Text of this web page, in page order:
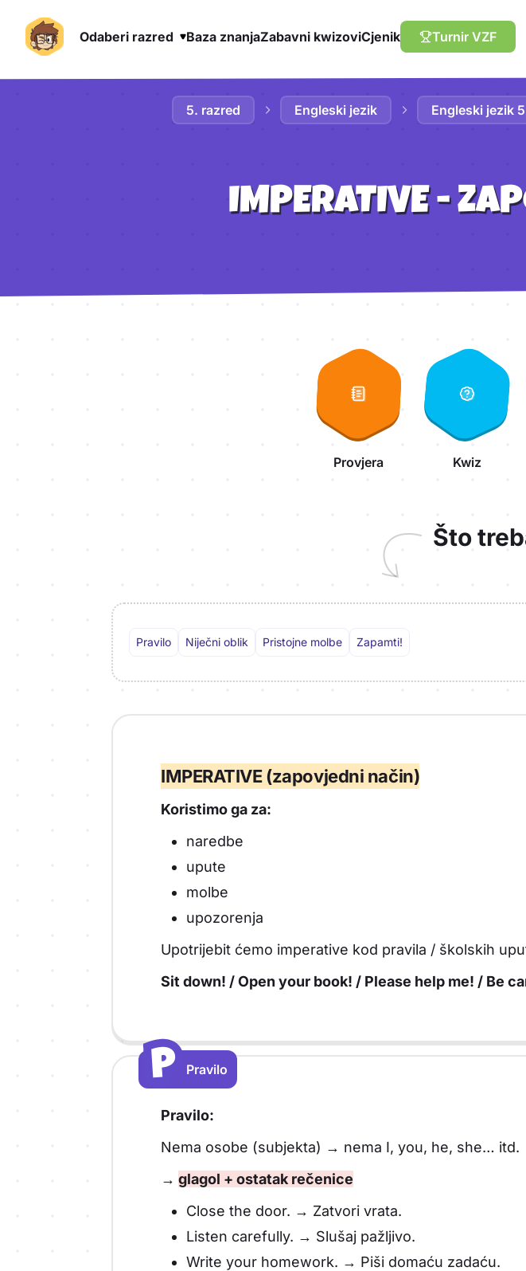
Odaberi razred Baza znanjaZabavni kwizoviCjenik Turnir VZF
5. razred
Engleski jezik Engleski jezik
IMPERATIVE -
Provjera Kwiz
Što
Pravilo Niječni oblik Pristojne molbe Zapamti!
IMPERATIVE (zapovjedni način)
Koristimo ga za:
naredbe
upute
molbe
upozorenja
Upotrijebit ćemo imperative kod pravila / školskih
Sit down! / Open your book! / Please help me! / Be
P
P
Pravilo
Pravilo:
Nema osobe (subjekta) → nema I, you, he, she… itd.
→ glagol + ostatak rečenice
Close the door. → Zatvori vrata.
Listen carefully. → Slušaj pažljivo.
Write your homework. → Piši domaću zadaću.